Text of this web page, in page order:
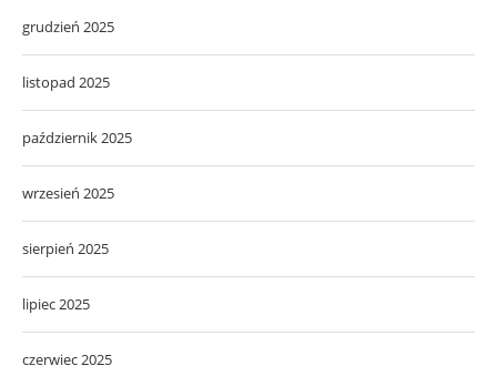
grudzień 2025
listopad 2025
październik 2025
wrzesień 2025
sierpień 2025
lipiec 2025
czerwiec 2025